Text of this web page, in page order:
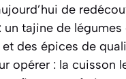
de
un tajine de
des épices de
opérer : la cuisson